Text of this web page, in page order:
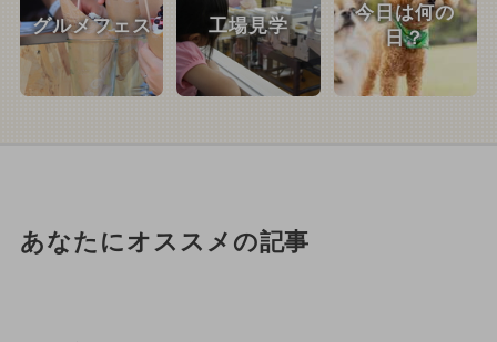
グルメフェス 工場見学
今日は何の
日？
あなたにオススメの記事